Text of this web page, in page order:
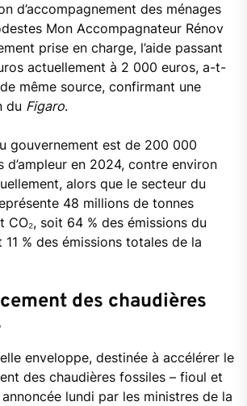
d’accompagnement des ménages
Mon Accompagnateur Rénov
prise en charge, l’aide passant
actuellement à 2 000 euros, a-t-
même source, confirmant une
du Figaro.
gouvernement est de 200 000
d’ampleur en 2024, contre environ
alors que le secteur du
48 millions de tonnes
CO₂, soit 64 % des émissions du
% des émissions totales de la
des chaudières
enveloppe, destinée à accélérer le
des chaudières fossiles – fioul et
lundi par les ministres de la